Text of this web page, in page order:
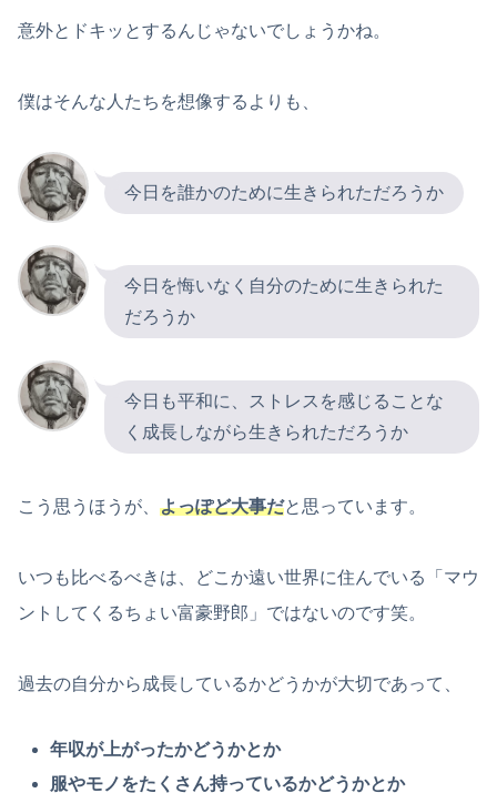
意外とドキッとするんじゃないでしょうかね。
僕はそんな人たちを想像するよりも、
今日を誰かのために生きられただろうか
今日を悔いなく自分のために生きられた
だろうか
今日も平和に、ストレスを感じることな
く成長しながら生きられただろうか
こう思うほうが、 よっぽど大事だと思っています。
いつも比べるべきは、どこか遠い世界に住んでいる「マウ
ントしてくるちょい富豪野郎」ではないのです笑。
過去の自分から成長しているかどうかが大切であって、
年収が上がったかどうかとか
服やモノをたくさん持っているかどうかとか